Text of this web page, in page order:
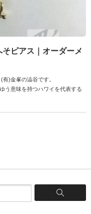
ピアス｜オーダーメ
)金峯の澁谷です。
う意味を持つハワイを代表する